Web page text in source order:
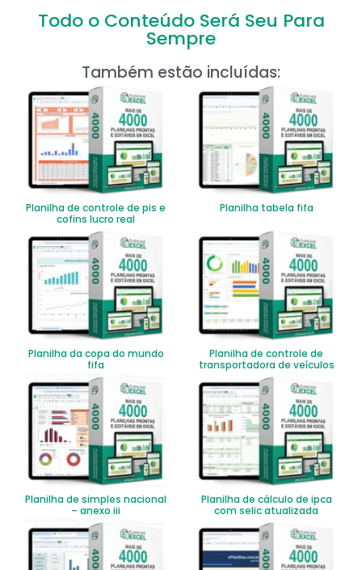
Todo o Conteúdo Será Seu Para
Sempre
Também estão incluídas:
Planilha de controle de pis e
cofins lucro real
Planilha tabela fifa
Planilha da copa do mundo
fifa
Planilha de controle de
transportadora de veículos
Planilha de simples nacional
– anexo iii
Planilha de cálculo de ipca
com selic atualizada